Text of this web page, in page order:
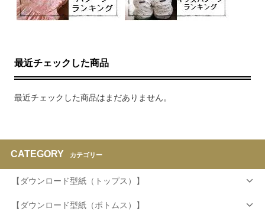
最近チェックした商品
最近チェックした商品はまだありません。
CATEGORY カテゴリー
【ダウンロード型紙（トップス）】
【ダウンロード型紙（ボトムス）】